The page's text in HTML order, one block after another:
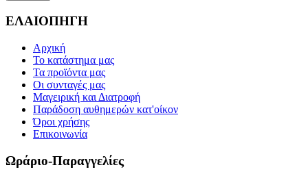
ΕΛΑΙΟΠΗΓΗ
Αρχική
Το κατάστημα μας
Τα προϊόντα μας
Οι συνταγές μας
Μαγειρική και Διατροφή
Παράδοση αυθημερών κατ'οίκον
Όροι χρήσης
Επικοινωνία
Ωράριο-Παραγγελίες